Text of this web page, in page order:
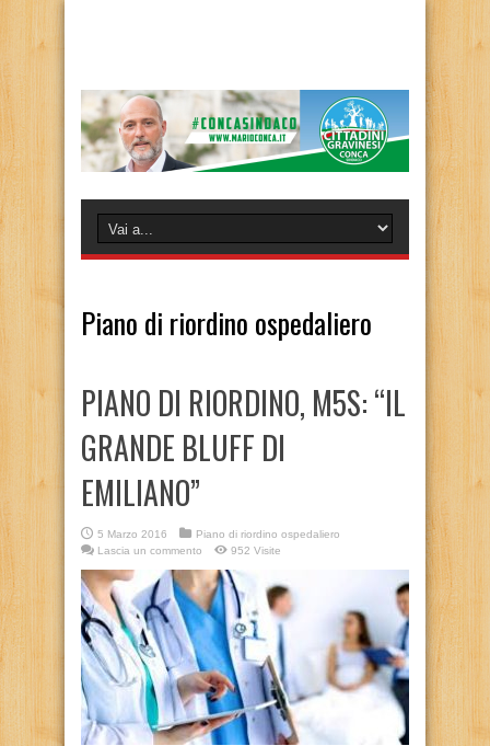
Piano di riordino ospedaliero
PIANO DI RIORDINO, M5S: “IL
GRANDE BLUFF DI
EMILIANO”
5 Marzo 2016
Piano di riordino ospedaliero
Lascia un commento
952 Visite